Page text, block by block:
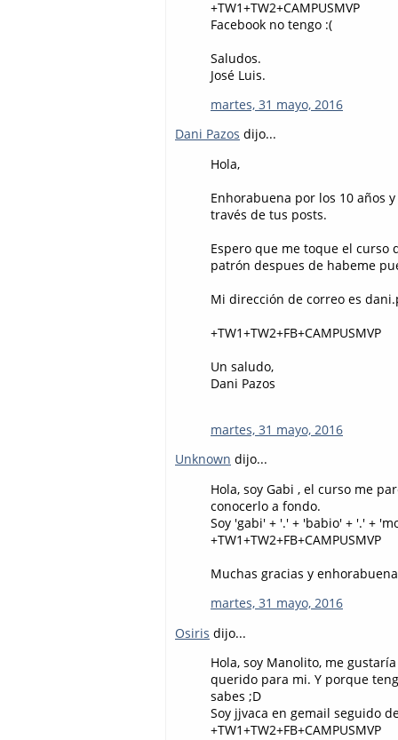
+TW1+TW2+CAMPUSMVP
Facebook no tengo :(
Saludos.
José Luis.
martes, 31 mayo, 2016
Dani Pazos dijo...
Hola,
Enhorabuena por los 10 años
través de tus posts.
Espero que me toque el curso
patrón despues de habeme
Mi dirección de correo es
+TW1+TW2+FB+CAMPUSMVP
Un saludo,
Dani Pazos
martes, 31 mayo, 2016
Unknown dijo...
Hola, soy Gabi , el curso me
conocerlo a fondo.
Soy 'gabi' + '.' + 'babio' + '.' +
+TW1+TW2+FB+CAMPUSMVP
Muchas gracias y enhorabuena
martes, 31 mayo, 2016
Osiris dijo...
Hola, soy Manolito, me
querido para mi. Y porque
sabes ;D
Soy jjvaca en gemail seguido
+TW1+TW2+FB+CAMPUSMVP